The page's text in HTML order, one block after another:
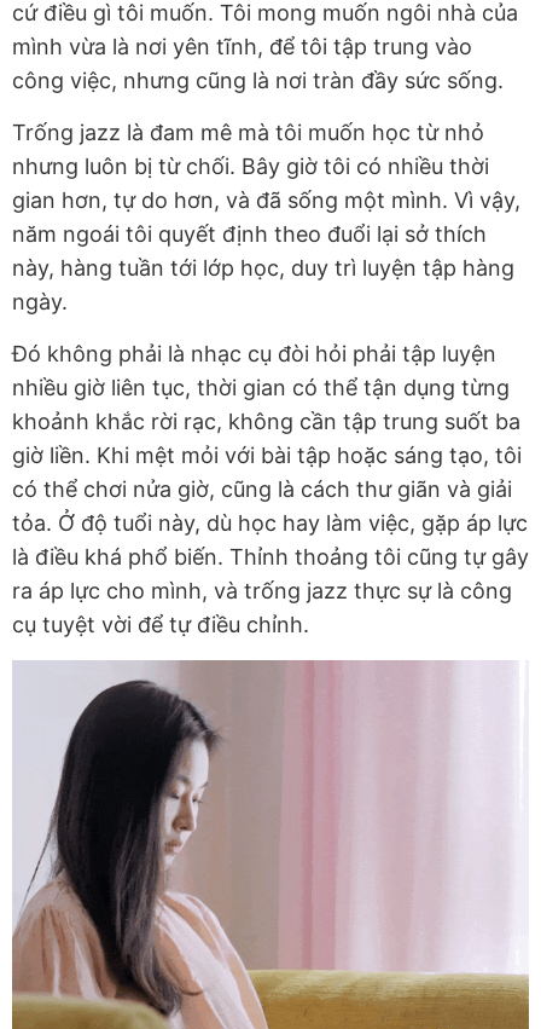
cứ điều gì tôi muốn. Tôi mong muốn ngôi nhà của
mình vừa là nơi yên tĩnh, để tôi tập trung vào
công việc, nhưng cũng là nơi tràn đầy sức sống.
Trống jazz là đam mê mà tôi muốn học từ nhỏ
nhưng luôn bị từ chối. Bây giờ tôi có nhiều thời
gian hơn, tự do hơn, và đã sống một mình. Vì vậy,
năm ngoái tôi quyết định theo đuổi lại sở thích
này, hàng tuần tới lớp học, duy trì luyện tập hàng
ngày.
Đó không phải là nhạc cụ đòi hỏi phải tập luyện
nhiều giờ liên tục, thời gian có thể tận dụng từng
khoảnh khắc rời rạc, không cần tập trung suốt ba
giờ liền. Khi mệt mỏi với bài tập hoặc sáng tạo, tôi
có thể chơi nửa giờ, cũng là cách thư giãn và giải
tỏa. Ở độ tuổi này, dù học hay làm việc, gặp áp lực
là điều khá phổ biến. Thỉnh thoảng tôi cũng tự gây
ra áp lực cho mình, và trống jazz thực sự là công
cụ tuyệt vời để tự điều chỉnh.